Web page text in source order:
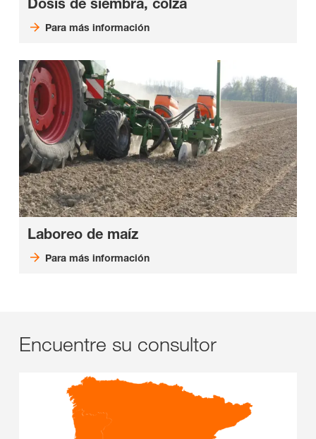
Dosis de siembra, colza
Para más información
Laboreo de maíz
Para más información
Encuentre su consultor